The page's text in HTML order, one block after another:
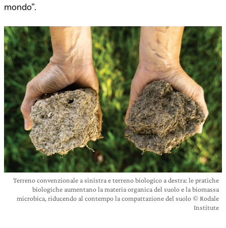
mondo”.
Terreno convenzionale a sinistra e terreno biologico a destra: le pratiche
biologiche aumentano la materia organica del suolo e la biomassa
microbica, riducendo al contempo la compattazione del suolo © Rodale
Institute